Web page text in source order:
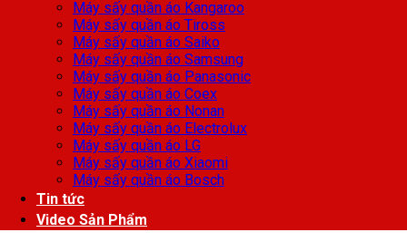
Máy sấy quần áo Kangaroo
Máy sấy quần áo Tiross
Máy sấy quần áo Saiko
Máy sấy quần áo Samsung
Máy sấy quần áo Panasonic
Máy sấy quần áo Coex
Máy sấy quần áo Nonan
Máy sấy quần áo Electrolux
Máy sấy quần áo LG
Máy sấy quần áo Xiaomi
Máy sấy quần áo Bosch
Tin tức
Video Sản Phẩm